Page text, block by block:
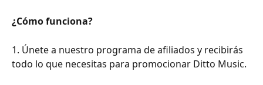
¿Cómo funciona?
1. Únete a nuestro programa de afiliados y recibirás
todo lo que necesitas para promocionar Ditto Music.